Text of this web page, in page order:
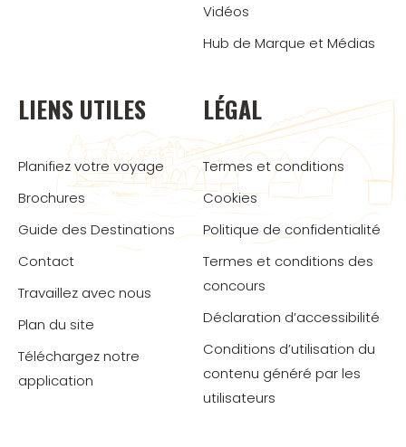
Vidéos
Hub de Marque et Médias
LIENS UTILES
Planifiez votre voyage
Brochures
Guide des Destinations
Contact
Travaillez avec nous
Plan du site
Téléchargez notre
application
LÉGAL
Termes et conditions
Cookies
Politique de confidentialité
Termes et conditions des
concours
Déclaration d’accessibilité
Conditions d’utilisation du
contenu généré par les
utilisateurs